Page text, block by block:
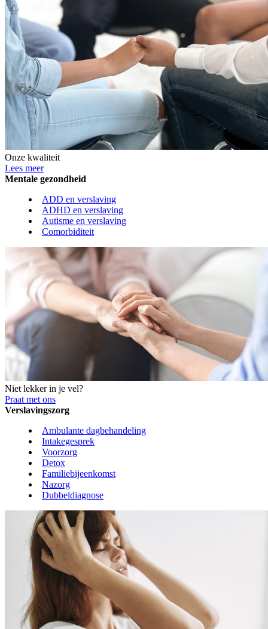
Onze kwaliteit
Lees meer
Mentale gezondheid
ADD en verslaving
ADHD en verslaving
Autisme en verslaving
Comorbiditeit
Niet lekker in je vel?
Praat met ons
Verslavingszorg
Ambulante dagbehandeling
Intakegesprek
Voorzorg
Detox
Familiebijeenkomst
Nazorg
Dubbeldiagnose